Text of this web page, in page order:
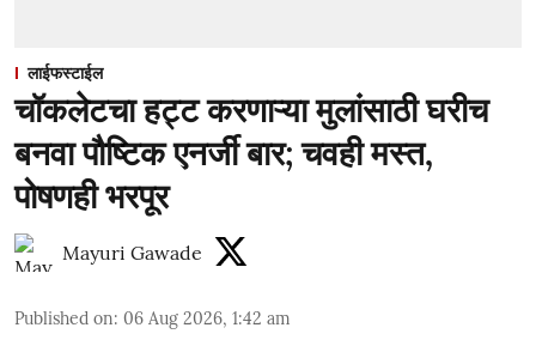
लाईफस्टाईल
चॉकलेटचा हट्ट करणाऱ्या मुलांसाठी घरीच
बनवा पौष्टिक एनर्जी बार; चवही मस्त,
पोषणही भरपूर
Mayuri Gawade
Published on: 06 Aug 2026, 1:42 am